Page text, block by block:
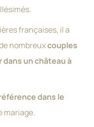
françaises, il a
nombreuxcouples
un château à
dans le
mariage.